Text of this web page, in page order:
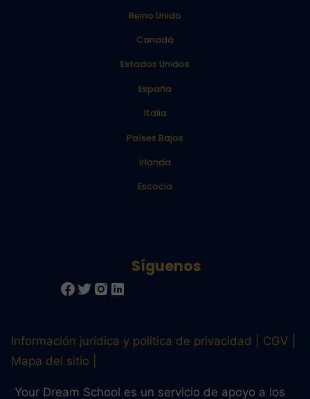
Reino Unido
Canadá
Estados Unidos
España
Italia
Países Bajos
Irlanda
Escocia
Información jurídica y política de privacidad
CGV
Mapa del sitio
Your Dream School es un servicio de apoyo a los